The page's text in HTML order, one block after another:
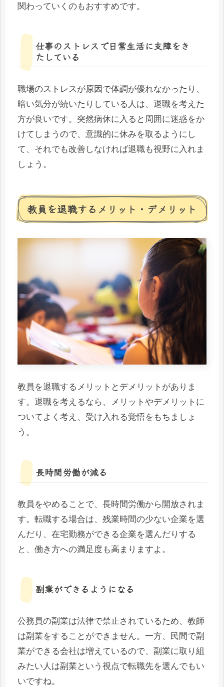
関わっていくのもおすすめです。
仕事のストレスで日常生活に支障をき
たしている
職場のストレスが原因で体調が優れなかったり、
暗い気分が続いたりしている人は、退職を考えた
方が良いです。突然病休に入ると周囲に迷惑をか
けてしまうので、意識的に休みを取るようにし
て、それでも改善しなければ退職も視野に入れま
しょう。
教員を退職するメリット・デメリット
教員を退職するメリットとデメリットがありま
す。退職を考えるなら、メリットやデメリットに
ついてよく考え、受け入れる覚悟をもちましょ
う。
長時間労働が減る
教員をやめることで、長時間労働から開放されま
す。転職する場合は、残業時間の少ない企業を選
んだり、在宅勤務ができる企業を選んだりする
と、働き方への満足度も高まりますよ。
副業ができるようになる
公務員の副業は法律で禁止されているため、教師
は副業をすることができません。一方、民間で副
業ができる会社は増えているので、副業に取り組
みたい人は副業という視点で転職先を選んでもい
いですね。